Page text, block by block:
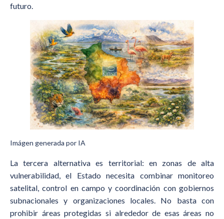
futuro.
Imágen generada por IA
La tercera alternativa es territorial: en zonas de alta
vulnerabilidad, el Estado necesita combinar monitoreo
satelital, control en campo y coordinación con gobiernos
subnacionales y organizaciones locales. No basta con
prohibir áreas protegidas si alrededor de esas áreas no